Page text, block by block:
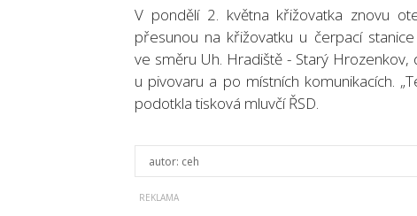
V pondělí 2. května křižovatka znovu
přesunou na křižovatku u čerpací
ve směru Uh. Hradiště - Starý
u pivovaru a po místních komunikacích.
podotkla tisková mluvčí ŘSD.
autor: ceh